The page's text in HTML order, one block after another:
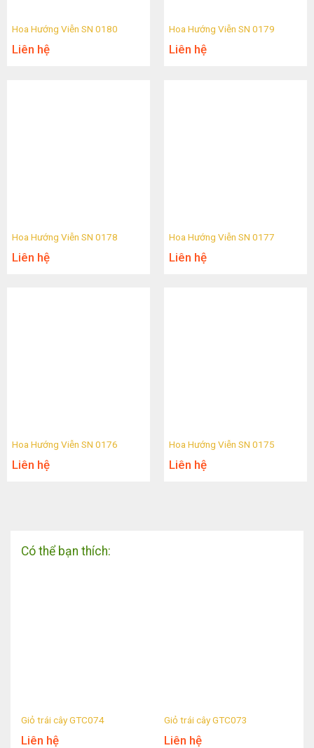
Hoa Hướng Viễn SN 0180
Liên hệ
Hoa Hướng Viễn SN 0179
Liên hệ
Hoa Hướng Viễn SN 0178
Liên hệ
Hoa Hướng Viễn SN 0177
Liên hệ
Hoa Hướng Viễn SN 0176
Liên hệ
Hoa Hướng Viễn SN 0175
Liên hệ
Có thể bạn thích:
Giỏ trái cây GTC074
Liên hệ
Giỏ trái cây GTC073
Liên hệ